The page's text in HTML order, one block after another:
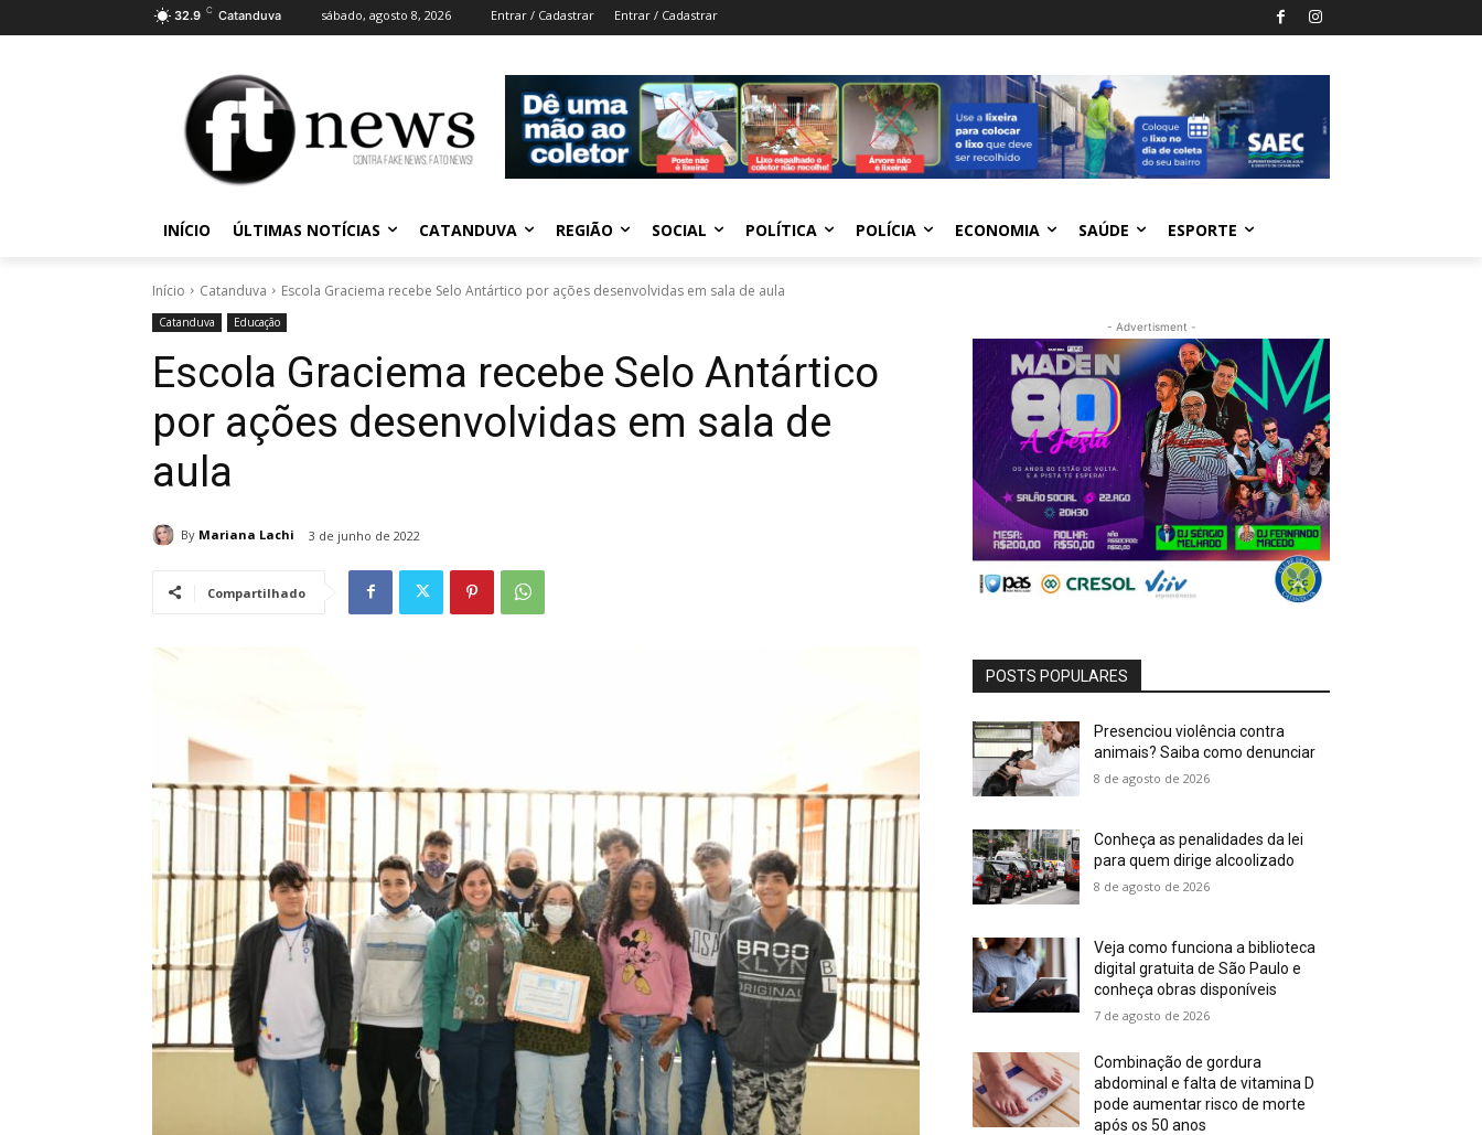
32.9 C Catanduva sábado, agosto 8, 2026 Entrar / Cadastrar Entrar / Cadastrar
INÍCIO ÚLTIMAS NOTÍCIAS CATANDUVA REGIÃO SOCIAL POLÍTICA POLÍCIA ECONOMIA SAÚDE ESPORTE
Início Catanduva Escola Graciema recebe Selo Antártico por ações desenvolvidas em sala de aula
Catanduva Educação
Escola Graciema recebe Selo Antártico
por ações desenvolvidas em sala de
aula
By Mariana Lachi 3 de junho de 2022
Compartilhado
- Advertisment -
POSTS POPULARES
Presenciou violência contra
animais? Saiba como denunciar
8 de agosto de 2026
Conheça as penalidades da lei
para quem dirige alcoolizado
8 de agosto de 2026
Veja como funciona a biblioteca
digital gratuita de São Paulo e
conheça obras disponíveis
7 de agosto de 2026
Combinação de gordura
abdominal e falta de vitamina D
pode aumentar risco de morte
após os 50 anos